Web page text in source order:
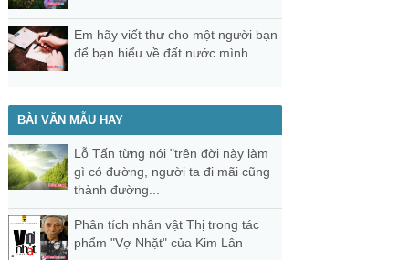
Em hãy viết thư cho một người bạn
để bạn hiểu về đất nước mình
BÀI VĂN MẪU HAY
Lỗ Tấn từng nói "trên đời này làm
gì có đường, người ta đi mãi cũng
thành đường...
Phân tích nhân vật Thị trong tác
phẩm "Vợ Nhặt" của Kim Lân